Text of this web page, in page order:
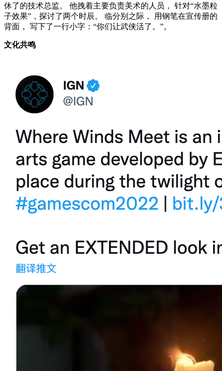
休了的技术总监。 他拽着主要负责美术的人员， 针对“水墨粒
子效果”，探讨了两个时辰。 临分别之际， 用钢笔在宣传册的
背面， 写下了一行小字：“你们让武侠活了。”。
文化共鸣